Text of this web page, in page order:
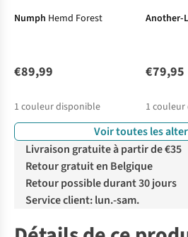
Numph Hemd Forest
€89,99
1 couleur disponible
Another-
€79,95
1 couleur
Voir toutes les
Livraison gratuite à partir de €35
Retour gratuit en Belgique
Retour possible durant 30 jours
Service client: lun.-sam.